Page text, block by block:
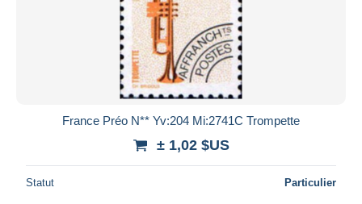
France Préo N** Yv:204 Mi:2741C Trompette
± 1,02 $US
Statut Particulier